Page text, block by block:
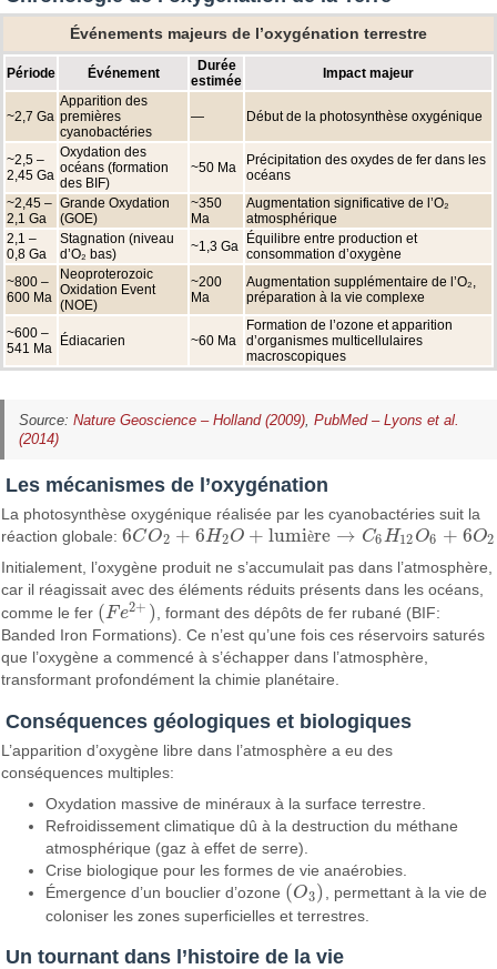
Événements majeurs de l’oxygénation terrestre
Période Événement
Durée
estimée
Impact majeur
~2,7 Ga
Apparition des
premières
cyanobactéries
— Début de la photosynthèse oxygénique
~2,5 –
2,45 Ga
Oxydation des
océans (formation
des BIF)
~50 Ma
Précipitation des oxydes de fer dans les
océans
~2,45 –
2,1 Ga
Grande Oxydation
(GOE)
~350
Ma
Augmentation significative de l’O₂
atmosphérique
2,1 –
0,8 Ga
Stagnation (niveau
d’O₂ bas)
~1,3 Ga
Équilibre entre production et
consommation d’oxygène
~800 –
600 Ma
Neoproterozoic
Oxidation Event
(NOE)
~200
Ma
Augmentation supplémentaire de l’O₂,
préparation à la vie complexe
~600 –
541 Ma
Édiacarien ~60 Ma
Formation de l’ozone et apparition
d’organismes multicellulaires
macroscopiques
Source: Nature Geoscience – Holland (2009), PubMed – Lyons et al.
(2014)
Les mécanismes de l’oxygénation
La photosynthèse oxygénique réalisée par les cyanobactéries suit la
réaction globale:6CO2 + 6H2O + lumière → C6H12 O6 + 6O2
6CO2+ 6H 2O+lumière→C6H12O6 +6O2
Initialement, l’oxygène produit ne s’accumulait pas dans l’atmosphère,
car il réagissait avec des éléments réduits présents dans les océans,
comme le fer (Fe2+ )
(Fe2+)
, formant des dépôts de fer rubané (BIF:
Banded Iron Formations). Ce n’est qu’une fois ces réservoirs saturés
que l’oxygène a commencé à s’échapper dans l’atmosphère,
transformant profondément la chimie planétaire.
Conséquences géologiques et biologiques
L’apparition d’oxygène libre dans l’atmosphère a eu des
conséquences multiples:
Oxydation massive de minéraux à la surface terrestre.
Refroidissement climatique dû à la destruction du méthane
atmosphérique (gaz à effet de serre).
Crise biologique pour les formes de vie anaérobies.
Émergence d’un bouclier d’ozone (O3)
( O3)
, permettant à la vie de
coloniser les zones superficielles et terrestres.
Un tournant dans l’histoire de la vie